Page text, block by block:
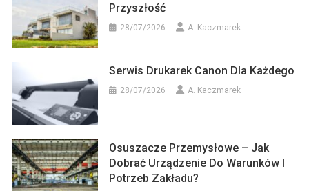
Przyszłość
28/07/2026 A. Kaczmarek
Serwis Drukarek Canon Dla Każdego
28/07/2026 A. Kaczmarek
Osuszacze Przemysłowe – Jak
Dobrać Urządzenie Do Warunków I
Potrzeb Zakładu?